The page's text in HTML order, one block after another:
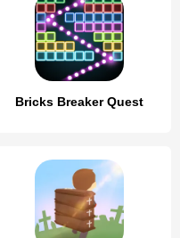
Bricks Breaker Quest